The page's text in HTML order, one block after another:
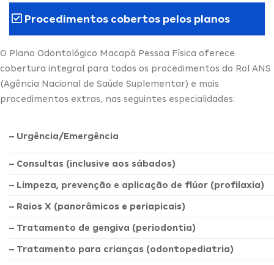
Procedimentos cobertos pelos planos
O Plano Odontológico Macapá Pessoa Física oferece
cobertura integral para todos os procedimentos do Rol ANS
(Agência Nacional de Saúde Suplementar) e mais
procedimentos extras, nas seguintes especialidades:
– Urgência/Emergência
– Consultas (inclusive aos sábados)
– Limpeza, prevenção e aplicação de flúor (profilaxia)
– Raios X (panorâmicos e periapicais)
– Tratamento de gengiva (periodontia)
– Tratamento para crianças (odontopediatria)